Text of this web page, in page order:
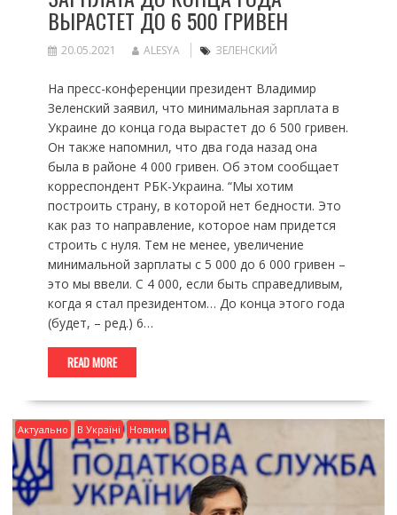
ВЫРАСТЕТ ДО 6 500 ГРИВЕН
20.05.2021 ALESYA ЗЕЛЕНСКИЙ
На пресс-конференции президент Владимир
Зеленский заявил, что минимальная зарплата в
Украине до конца года вырастет до 6 500 гривен.
Он также напомнил, что два года назад она
была в районе 4 000 гривен. Об этом сообщает
корреспондент РБК-Украина. “Мы хотим
построить страну, в которой нет бедности. Это
как раз то направление, которое нам придется
строить с нуля. Тем не менее, увеличение
минимальной зарплаты с 5 000 до 6 000 гривен –
это мы ввели. С 4 000, если быть справедливым,
когда я стал президентом… До конца этого года
(будет, – ред.) 6…
READ MORE
Актуально В Україні Новини